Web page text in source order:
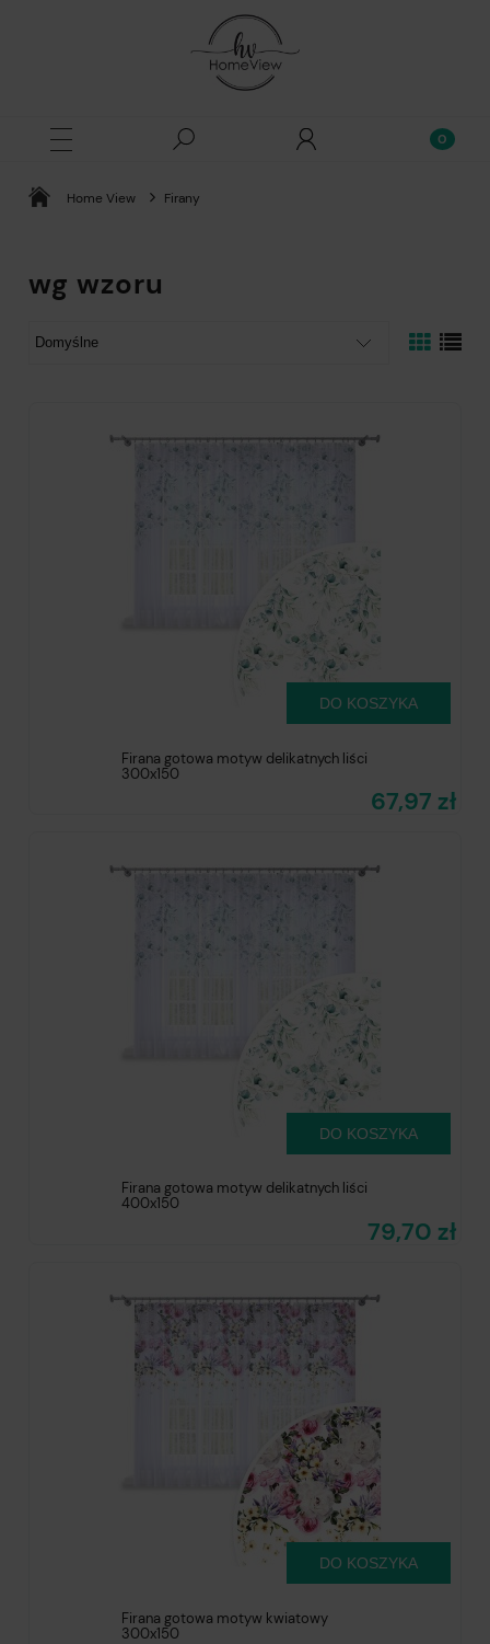
Home View Firany
wg wzoru
Firana gotowa motyw delikatnych liści
300x150
67,97 zł
DO KOSZYKA
Firana gotowa motyw delikatnych liści
400x150
79,70 zł
DO KOSZYKA
Firana gotowa motyw kwiatowy
300x150
DO KOSZYKA